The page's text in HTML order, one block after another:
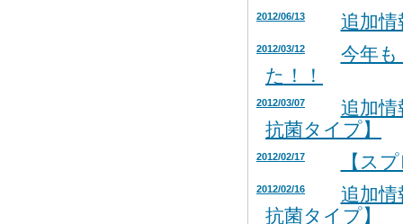
2012/06/13 追加
2012/03/12
今年
た！！
2012/03/07
追加
抗菌タイプ】
2012/02/17 【ス
2012/02/16
追加
抗菌タイプ】